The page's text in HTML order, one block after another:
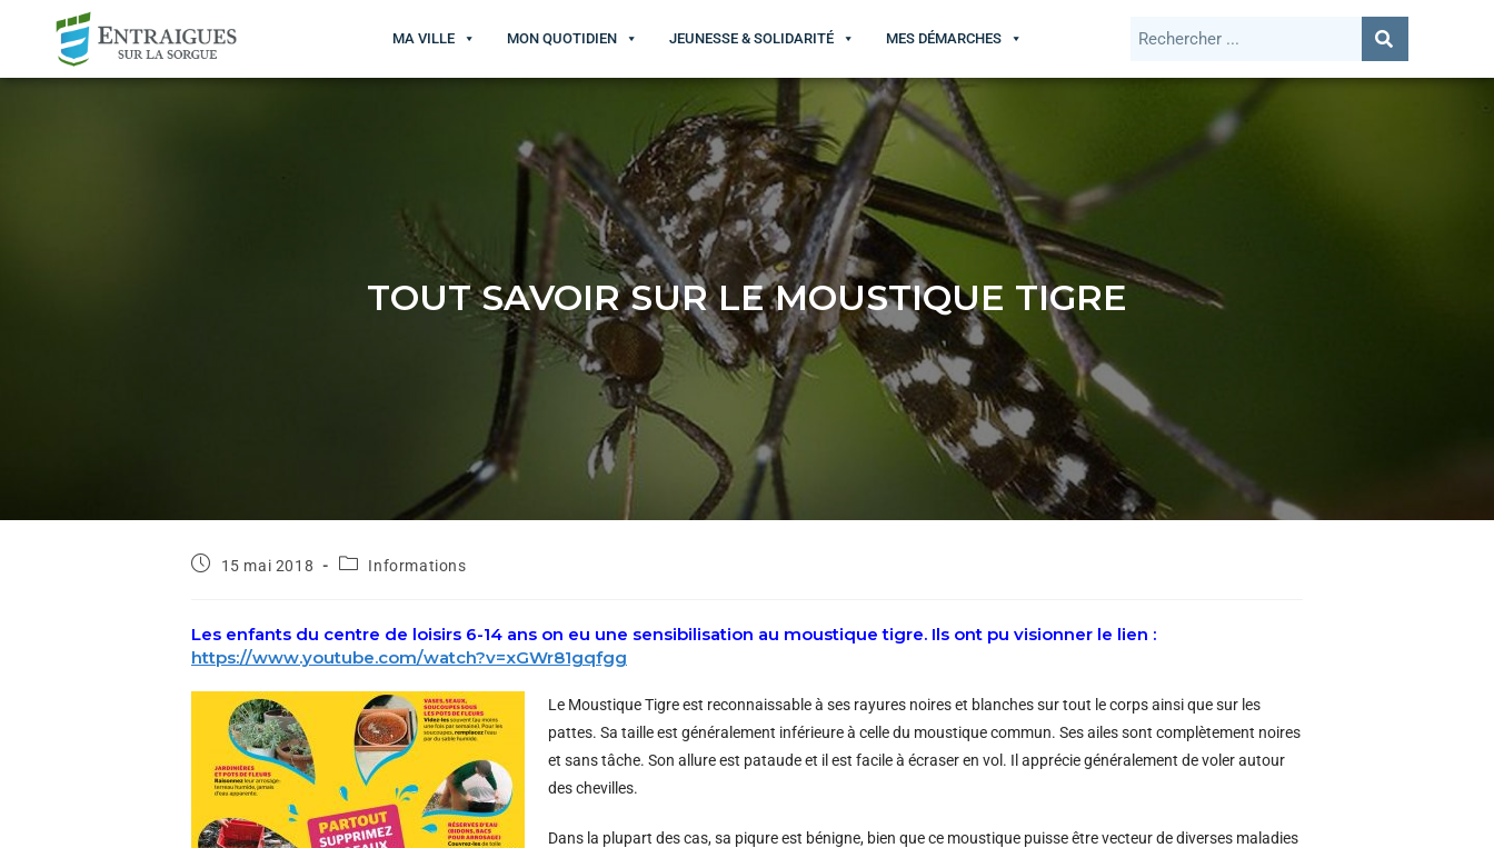
MA VILLE MON QUOTIDIEN JEUNESSE & SOLIDARITÉ MES DÉMARCHES
TOUT SAVOIR SUR LE MOUSTIQUE TIGRE
15 mai 2018 Informations
Les enfants du centre de loisirs 6-14 ans on eu une sensibilisation au moustique tigre. Ils ont pu visionner le lien :
https://www.youtube.com/watch?v=xGWr81gqfgg
Le Moustique Tigre est reconnaissable à ses rayures noires et blanches sur tout le corps ainsi que sur les
pattes. Sa taille est généralement inférieure à celle du moustique commun. Ses ailes sont complètement noires
et sans tâche. Son allure est pataude et il est facile à écraser en vol. Il apprécie généralement de voler autour
des chevilles.
Dans la plupart des cas, sa piqure est bénigne, bien que ce moustique puisse être vecteur de diverses maladies